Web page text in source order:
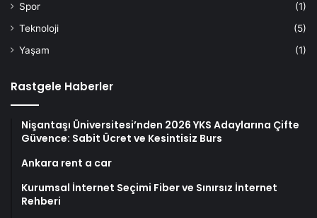
Spor
(1)
Teknoloji
(5)
Yaşam
(1)
Rastgele Haberler
Nişantaşı Üniversitesi’nden 2026 YKS Adaylarına Çifte
Güvence: Sabit Ücret ve Kesintisiz Burs
Ankara rent a car
Kurumsal İnternet Seçimi Fiber ve Sınırsız İnternet
Rehberi